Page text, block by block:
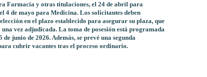
Farmacia y otras titulaciones, el 24 de abril para
4 de mayo para Medicina. Los solicitantes deben
en el plazo establecido para asegurar su plaza, que
vez adjudicada. La toma de posesión está programada
de junio de 2026. Además, se prevé una segunda
cubrir vacantes tras el proceso ordinario.